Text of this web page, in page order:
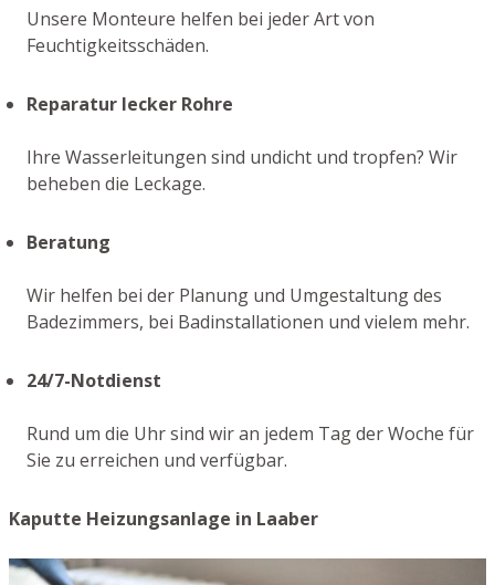
Unsere Monteure helfen bei jeder Art von
Feuchtigkeitsschäden.
Reparatur lecker Rohre
Ihre Wasserleitungen sind undicht und tropfen? Wir
beheben die Leckage.
Beratung
Wir helfen bei der Planung und Umgestaltung des
Badezimmers, bei Badinstallationen und vielem mehr.
24/7-Notdienst
Rund um die Uhr sind wir an jedem Tag der Woche für
Sie zu erreichen und verfügbar.
Kaputte Heizungsanlage in Laaber